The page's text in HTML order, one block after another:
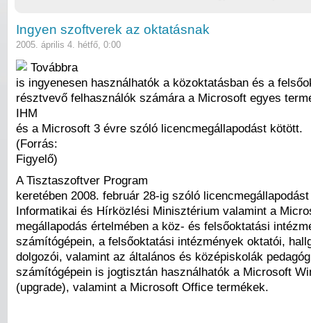
Ingyen szoftverek az oktatásnak
2005. április 4. hétfő, 0:00
Továbbra
is ingyenesen használhatók a közoktatásban és a
résztvevő felhasználók számára a Microsoft egyes
IHM
és a Microsoft 3 évre szóló licencmegállapodást kötött.
(Forrás:
Figyelő)
A Tisztaszoftver Program
keretében 2008. február 28-ig szóló
Informatikai és Hírközlési Minisztérium valamint a
megállapodás értelmében a köz- és felsőoktatási
számítógépein, a felsőoktatási intézmények oktatói,
dolgozói, valamint az általános és középiskolák
számítógépein is jogtisztán használhatók a Microsoft
(upgrade), valamint a Microsoft Office termékek.